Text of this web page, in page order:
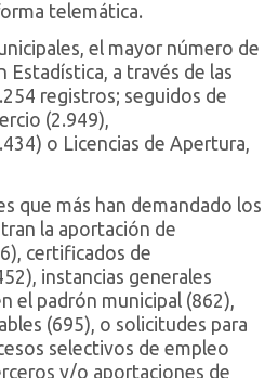
telemática.
el mayor número de
Estadística, a través de las
registros; seguidos de
(2.949),
o Licencias de Apertura,
que más han demandado los
la aportación de
certificados de
instancias generales
el padrón municipal (862),
(695), o solicitudes para
selectivos de empleo
y/o aportaciones de